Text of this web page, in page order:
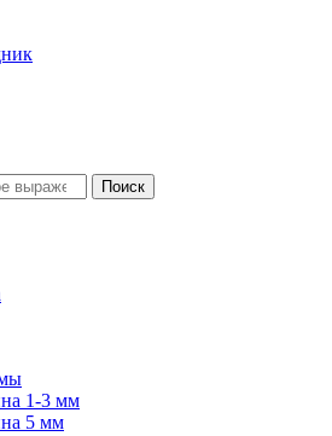
Поиск
1-3 мм
5 мм